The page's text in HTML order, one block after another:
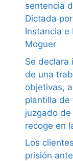
sentencia
Dictada
Instancia e
Moguer
Se declara
de una
objetivas,
plantilla de
juzgado
recoge en
Los
prisión